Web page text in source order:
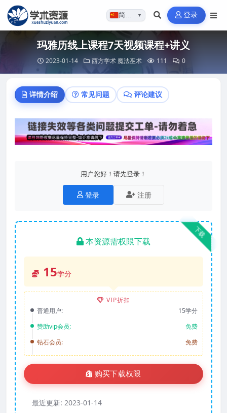
简体…▼ 登录
玛雅历线上课程7天视频课程+讲义
2023-01-14 西方学术 魔法巫术 111 0
详情介绍 常见问题 评论建议
用户您好！请先登录！
登录 注册
下载
本资源需权限下载
15学分
VIP折扣
普通用户:
15学分
赞助vip会员:
免费
钻石会员:
免费
购买下载权限
最近更新: 2023-01-14